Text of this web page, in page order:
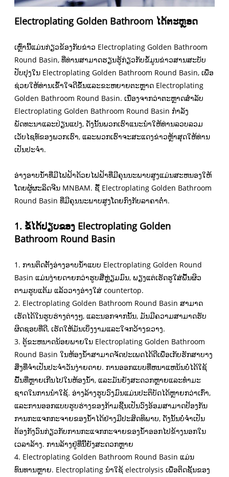
Electroplating Golden Bathroom ໄດ້ຕະຫຼອດ
ເຫຼົ່ານີ້ແມ່ນກ່ຽວຂ້ອງກັບຂ່າວ Electroplating Golden Bathroom
Round Basin, ທີ່ທ່ານສາມາດຮຽນຮູ້ກ່ຽວກັບຂໍ້ມູນຂ່າວສານສະບັບ
ປັບປຸງໃນ Electroplating Golden Bathroom Round Basin, ເພື່ອ
ຊ່ວຍໃຫ້ທ່ານເຂົ້າໃຈດີຂຶ້ນແລະຂະຫຍາຍຕະຫຼາດ Electroplating
Golden Bathroom Round Basin. ເນື່ອງຈາກວ່າຕະຫຼາດສໍາລັບ
Electroplating Golden Bathroom Round Basin ກໍາລັງ
ພັດທະນາແລະປ່ຽນແປງ, ດັ່ງນັ້ນພວກເຮົາແນະນໍາໃຫ້ທ່ານລວບລວມ
ເວັບໄຊທ໌ຂອງພວກເຮົາ, ແລະພວກເຮົາຈະສະແດງຂ່າວຫຼ້າສຸດໃຫ້ທ່ານ
ເປັນປະຈໍາ.
ອ່າງອາບນ້ໍາທີ່ມີໄຟຟ້າດ້ວຍໄຟຟ້າທີ່ມີຄຸນນະພາບສູງແມ່ນສະຫນອງໃຫ້
ໂດຍຜູ້ຜະລິດຈີນ MNBAM. ຊື້ Electroplating Golden Bathroom
Round Basin ທີ່ມີຄຸນນະພາບສູງໂດຍກົງກັບລາຄາຕໍ່າ.
1. ຂໍ້ໄດ້ປຽບຂອງ Electroplating Golden
Bathroom Round Basin
1. ການຕິດຕັ້ງອ່າງອາບນໍ້າແບບ Electroplating Golden Round
Basin ແມ່ນງ່າຍດາຍກວ່າຮູບສີ່ຫຼ່ຽມມົນ, ພຽງແຕ່ເຮັດຮູໃສ່ພື້ນຜິວ
ຕາມຮູບແຕ້ມ ແລ້ວວາງອ່າງໃສ່ countertop.
2. Electroplating Golden Bathroom Round Basin ສາ​ມາດ​
ເຮັດ​ໄດ້​ໃນ​ຮູບ​ຮ່າງ​ຕ່າງໆ​, ແລະ​ນອກ​ຈາກ​ນັ້ນ​, ມັນ​ມີ​ຄວາມ​ສາ​ມາດ​ຮັບ​
ຜິດ​ຊອບ​ທີ່​ດີ​, ເຮັດ​ໃຫ້​ມັນ​ເບິ່ງ​ງາມ​ແລະ​ໃຈ​ກວ້າງ​ຂວາງ​.
3. ຕູ້ຂະຫນາດນ້ອຍພາຍໃນ Electroplating Golden Bathroom
Round Basin ໃນຫ້ອງນ້ໍາສາມາດຈັດປະເພດໄດ້ດີເພື່ອເກັບຮັກສາບາງ
ສິ່ງທີ່ຈໍາເປັນປະຈໍາວັນງ່າຍດາຍ. ການອອກແບບທີ່ຫນາແຫນ້ນບໍ່ໄດ້ໃຊ້
ພື້ນທີ່ຫຼາຍເກີນໄປໃນຫ້ອງນ້ໍາ, ແລະມັນຍັງສະດວກຫຼາຍແລະທໍາມະ
ຊາດໃນການນໍາໃຊ້. ອ່າງລ້າງຮູບວົງມົນແມ່ນປະຕິບັດໄດ້ຫຼາຍກວ່າເກົ່າ,
ແລະການອອກແບບຮູບຮ່າງຂອງກ້າມຊີ້ນເປັນວົງອ້ອມສາມາດປ້ອງກັນ
ການກະແຈກກະຈາຍຂອງນ້ໍາໄດ້ຢ່າງມີປະສິດທິພາບ, ດັ່ງນັ້ນບໍ່ຈໍາເປັນ
ຕ້ອງກັງວົນກ່ຽວກັບການກະແຈກກະຈາຍຂອງນ້ໍາອອກໄປຂ້າງນອກໃນ
ເວລາລ້າງ. ການລ້າງຢູ່ທີ່ນີ້ຍັງສະດວກຫຼາຍ
4. Electroplating Golden Bathroom Round Basin ແມ່ນ
ທົນທານຫຼາຍ. Electroplating ນໍາໃຊ້ electrolysis ເພື່ອຕິດຊັ້ນຂອງ